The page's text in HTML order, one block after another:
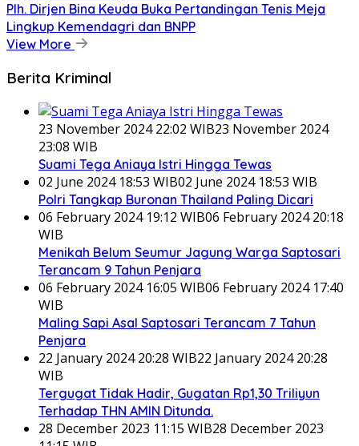
Plh. Dirjen Bina Keuda Buka Pertandingan Tenis Meja
Lingkup Kemendagri dan BNPP
View More
Berita Kriminal
23 November 2024 22:02 WIB23 November 2024
23:08 WIB
Suami Tega Aniaya Istri Hingga Tewas
02 June 2024 18:53 WIB02 June 2024 18:53 WIB
Polri Tangkap Buronan Thailand Paling Dicari
06 February 2024 19:12 WIB06 February 2024 20:18
WIB
Menikah Belum Seumur Jagung Warga Saptosari
Terancam 9 Tahun Penjara
06 February 2024 16:05 WIB06 February 2024 17:40
WIB
Maling Sapi Asal Saptosari Terancam 7 Tahun
Penjara
22 January 2024 20:28 WIB22 January 2024 20:28
WIB
Tergugat Tidak Hadir, Gugatan Rp1,30 Triliyun
Terhadap THN AMIN Ditunda.
28 December 2023 11:15 WIB28 December 2023